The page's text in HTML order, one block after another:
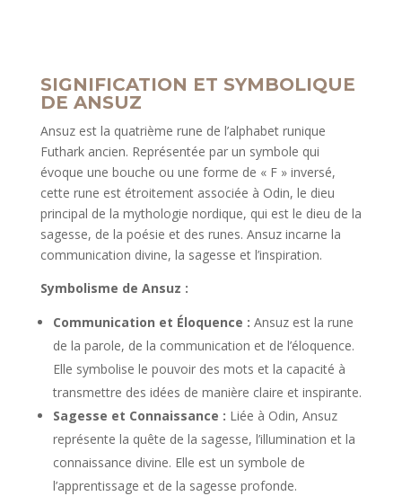
SIGNIFICATION ET SYMBOLIQUE
DE ANSUZ
Ansuz est la quatrième rune de l’alphabet runique
Futhark ancien. Représentée par un symbole qui
évoque une bouche ou une forme de « F » inversé,
cette rune est étroitement associée à Odin, le dieu
principal de la mythologie nordique, qui est le dieu de la
sagesse, de la poésie et des runes. Ansuz incarne la
communication divine, la sagesse et l’inspiration.
Symbolisme de Ansuz :
Communication et Éloquence : Ansuz est la rune
de la parole, de la communication et de l’éloquence.
Elle symbolise le pouvoir des mots et la capacité à
transmettre des idées de manière claire et inspirante.
Sagesse et Connaissance : Liée à Odin, Ansuz
représente la quête de la sagesse, l’illumination et la
connaissance divine. Elle est un symbole de
l’apprentissage et de la sagesse profonde.